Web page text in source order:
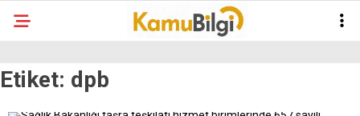
Etiket: dpb